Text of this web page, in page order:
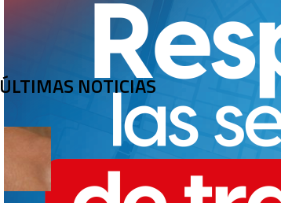
ÚLTIMAS NOTICIAS